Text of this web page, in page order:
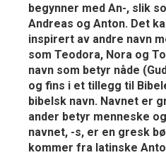
begynner med An-, slik
Andreas og Anton. Det
inspirert av andre navn
som Teodora, Nora og
navn som betyr nåde
og fins i et tillegg til
bibelsk navn. Navnet er
ander betyr menneske
navnet, -s, er en gresk
kommer fra latinske